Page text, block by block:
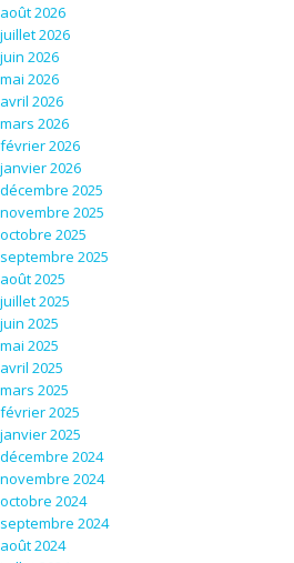
août 2026
juillet 2026
juin 2026
mai 2026
avril 2026
mars 2026
février 2026
janvier 2026
décembre 2025
novembre 2025
octobre 2025
septembre 2025
août 2025
juillet 2025
juin 2025
mai 2025
avril 2025
mars 2025
février 2025
janvier 2025
décembre 2024
novembre 2024
octobre 2024
septembre 2024
août 2024